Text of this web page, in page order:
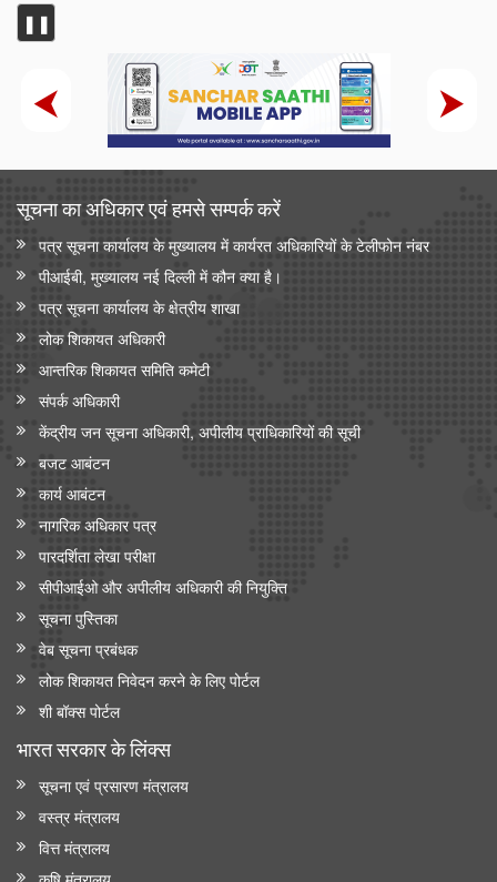
❚❚
सूचना का अधिकार एवं हमसे सम्‍पर्क करें
पत्र सूचना कार्यालय के मुख्यालय में कार्यरत अधिकारियों के टेलीफोन नंबर
पीआईबी, मुख्यालय नई दिल्ली में कौन क्या है।
पत्र सूचना कार्यालय के क्षेत्रीय शाखा
लोक शिकायत अधिकारी
आन्‍तरिक शिकायत समिति कमेटी
संपर्क अधिकारी
केंद्रीय जन सूचना अधिकारी, अपीलीय प्राधिकारियों की सूची
बजट आबंटन
कार्य आबंटन
नागरिक अधिकार पत्र
पारदर्शिता लेखा परीक्षा
सीपीआईओ और अपी‍लीय अधिकारी की नियुक्ति
सूचना पुस्तिका
वेब सूचना प्रबंधक
लोक शिकायत निवेदन करने के लिए पोर्टल
शी बॉक्स पोर्टल
भारत सरकार के लिंक्‍स
सूचना एवं प्रसारण मंत्रालय
वस्त्र मंत्रालय
वित्त मंत्रालय